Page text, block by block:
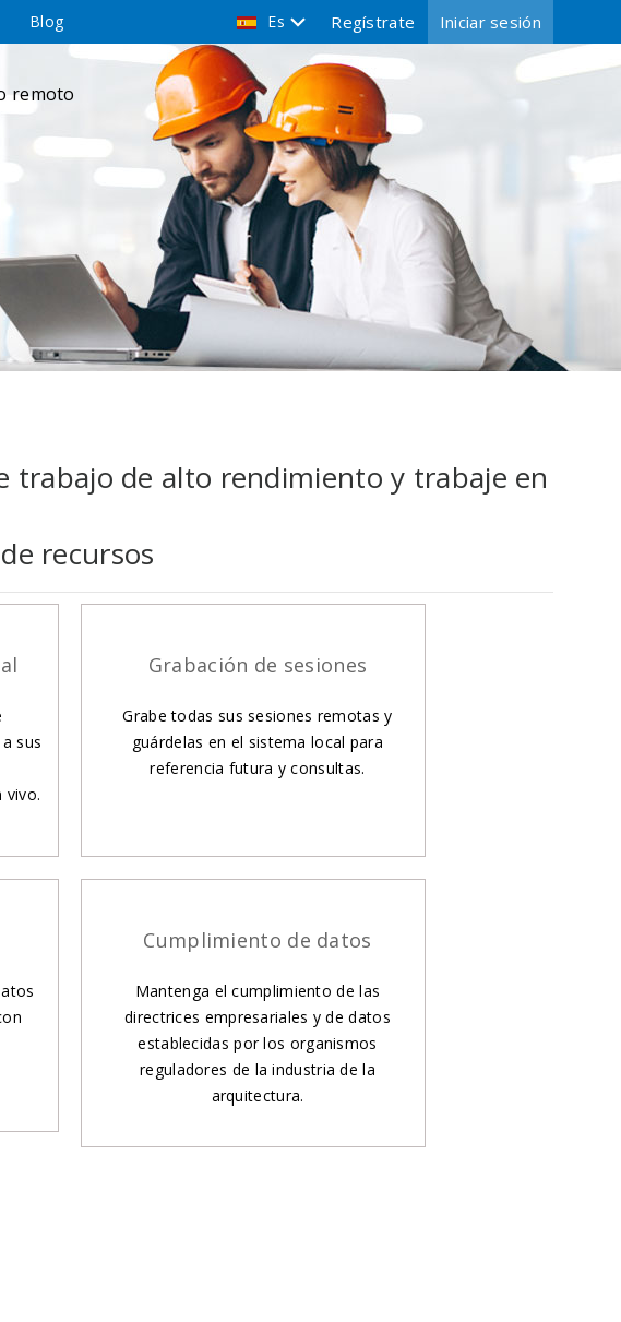
Blog Es Iniciar sesión
Regístrate
remoto
trabajo de alto rendimiento y trabaje en
recursos
sus
vivo.
Grabación de sesiones
Grabe todas sus sesiones remotas y
guárdelas en el sistema local para
referencia futura y consultas.
Cumplimiento de datos
Mantenga el cumplimiento de las
directrices empresariales y de datos
establecidas por los organismos
reguladores de la industria de la
arquitectura.